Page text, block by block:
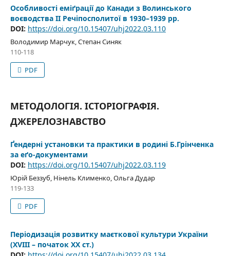
Особливості еміґрації до Канади з Волинського
воєводства II Речіпосполитої в 1930–1939 рр.
DOI: https://doi.org/10.15407/uhj2022.03.110
Володимир Марчук, Степан Синяк
110-118
PDF
МЕТОДОЛОГІЯ. ІСТОРІОГРАФІЯ.
ДЖЕРЕЛОЗНАВСТВО
Ґендерні установки та практики в родині Б.Грінченка
за еґо-документами
DOI: https://doi.org/10.15407/uhj2022.03.119
Юрій Беззуб, Нінель Клименко, Ольга Дудар
119-133
PDF
Періодизація розвитку маєткової культури України
(XVIII – початок XX ст.)